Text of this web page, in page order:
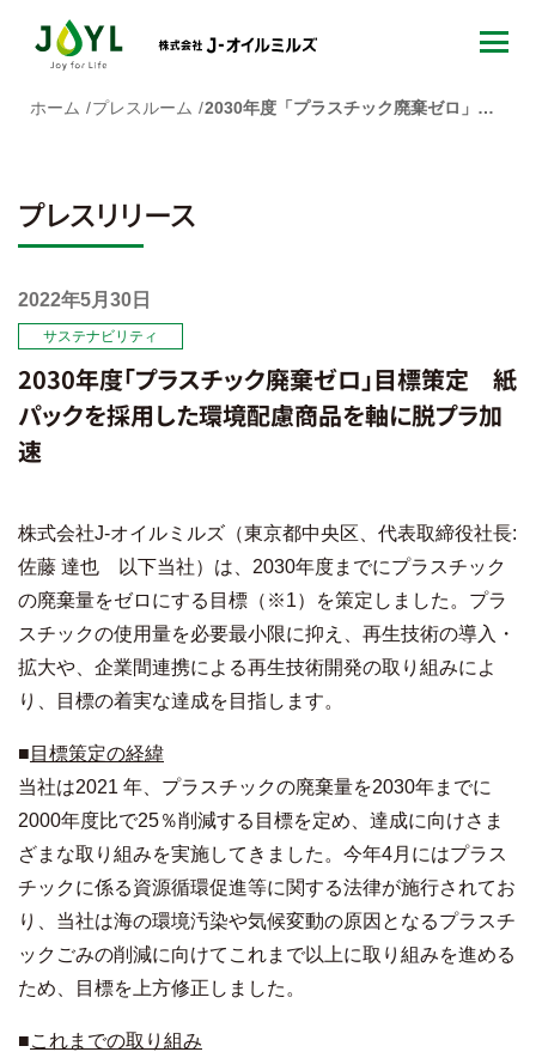
ホーム プレスルーム 2030年度「プラスチック廃棄ゼロ」目標策定 紙パックを採用した環境配慮商品を軸に脱プラ加速
プレスリリース
2022年5月30日
サステナビリティ
2030年度「プラスチック廃棄ゼロ」目標策定 紙
パックを採用した環境配慮商品を軸に脱プラ加
速
株式会社J-オイルミルズ（東京都中央区、代表取締役社長:
佐藤 達也 以下当社）は、2030年度までにプラスチック
の廃棄量をゼロにする目標（※1）を策定しました。プラ
スチックの使用量を必要最小限に抑え、再生技術の導入・
拡大や、企業間連携による再生技術開発の取り組みによ
り、目標の着実な達成を目指します。
■ 目標策定の経緯
当社は2021 年、プラスチックの廃棄量を2030年までに
2000年度比で25％削減する目標を定め、達成に向けさま
ざまな取り組みを実施してきました。今年4月にはプラス
チックに係る資源循環促進等に関する法律が施行されてお
り、当社は海の環境汚染や気候変動の原因となるプラスチ
ックごみの削減に向けてこれまで以上に取り組みを進める
ため、目標を上方修正しました。
■これまでの取り組み